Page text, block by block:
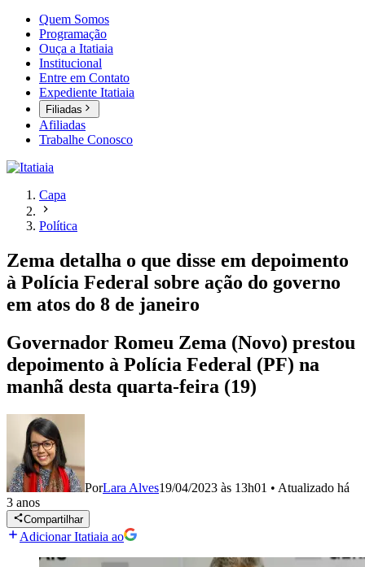
Quem Somos
Programação
Ouça a Itatiaia
Institucional
Entre em Contato
Expediente Itatiaia
Filiadas
Afiliadas
Trabalhe Conosco
Capa
Política
Zema detalha o que disse em depoimento
à Polícia Federal sobre ação do governo
em atos do 8 de janeiro
Governador Romeu Zema (Novo) prestou
depoimento à Polícia Federal (PF) na
manhã desta quarta-feira (19)
PorLara Alves19/04/2023 às 13h01 • Atualizado há
3 anos
Compartilhar
Adicionar Itatiaia ao